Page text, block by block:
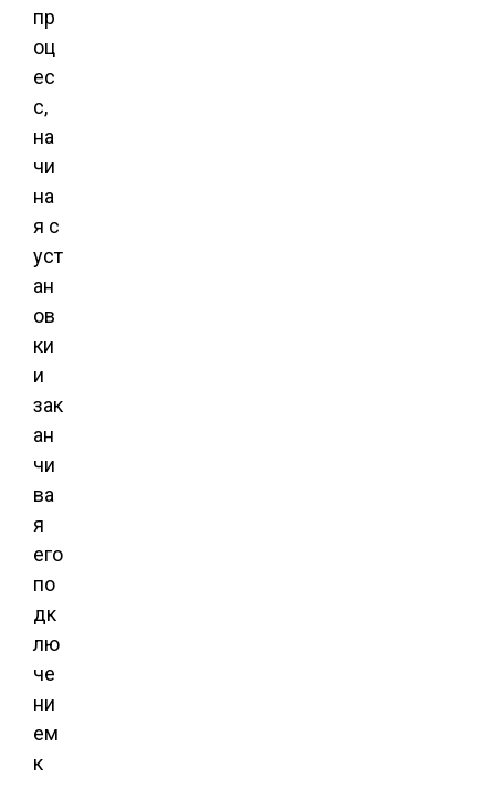
пр
оц
ес
с,
на
чи
на
я с
уст
ан
ов
ки
и
зак
ан
чи
ва
я
его
по
дк
лю
че
ни
ем
к